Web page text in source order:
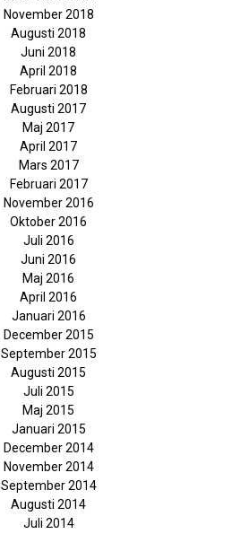
November 2018
Augusti 2018
Juni 2018
April 2018
Februari 2018
Augusti 2017
Maj 2017
April 2017
Mars 2017
Februari 2017
November 2016
Oktober 2016
Juli 2016
Juni 2016
Maj 2016
April 2016
Januari 2016
December 2015
September 2015
Augusti 2015
Juli 2015
Maj 2015
Januari 2015
December 2014
November 2014
September 2014
Augusti 2014
Juli 2014